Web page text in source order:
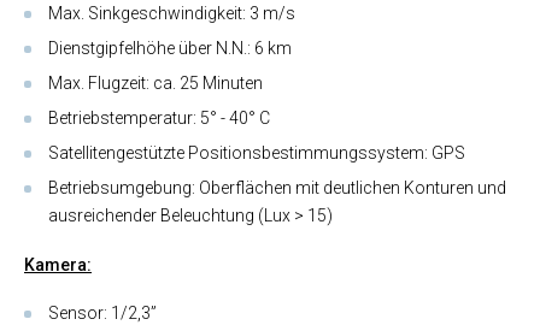
Max. Sinkgeschwindigkeit: 3 m/s
Dienstgipfelhöhe über N.N.: 6 km
Max. Flugzeit: ca. 25 Minuten
Betriebstemperatur: 5° - 40° C
Satellitengestützte Positionsbestimmungssystem: GPS
Betriebsumgebung: Oberflächen mit deutlichen Konturen und
ausreichender Beleuchtung (Lux > 15)
Kamera:
Sensor: 1/2,3”